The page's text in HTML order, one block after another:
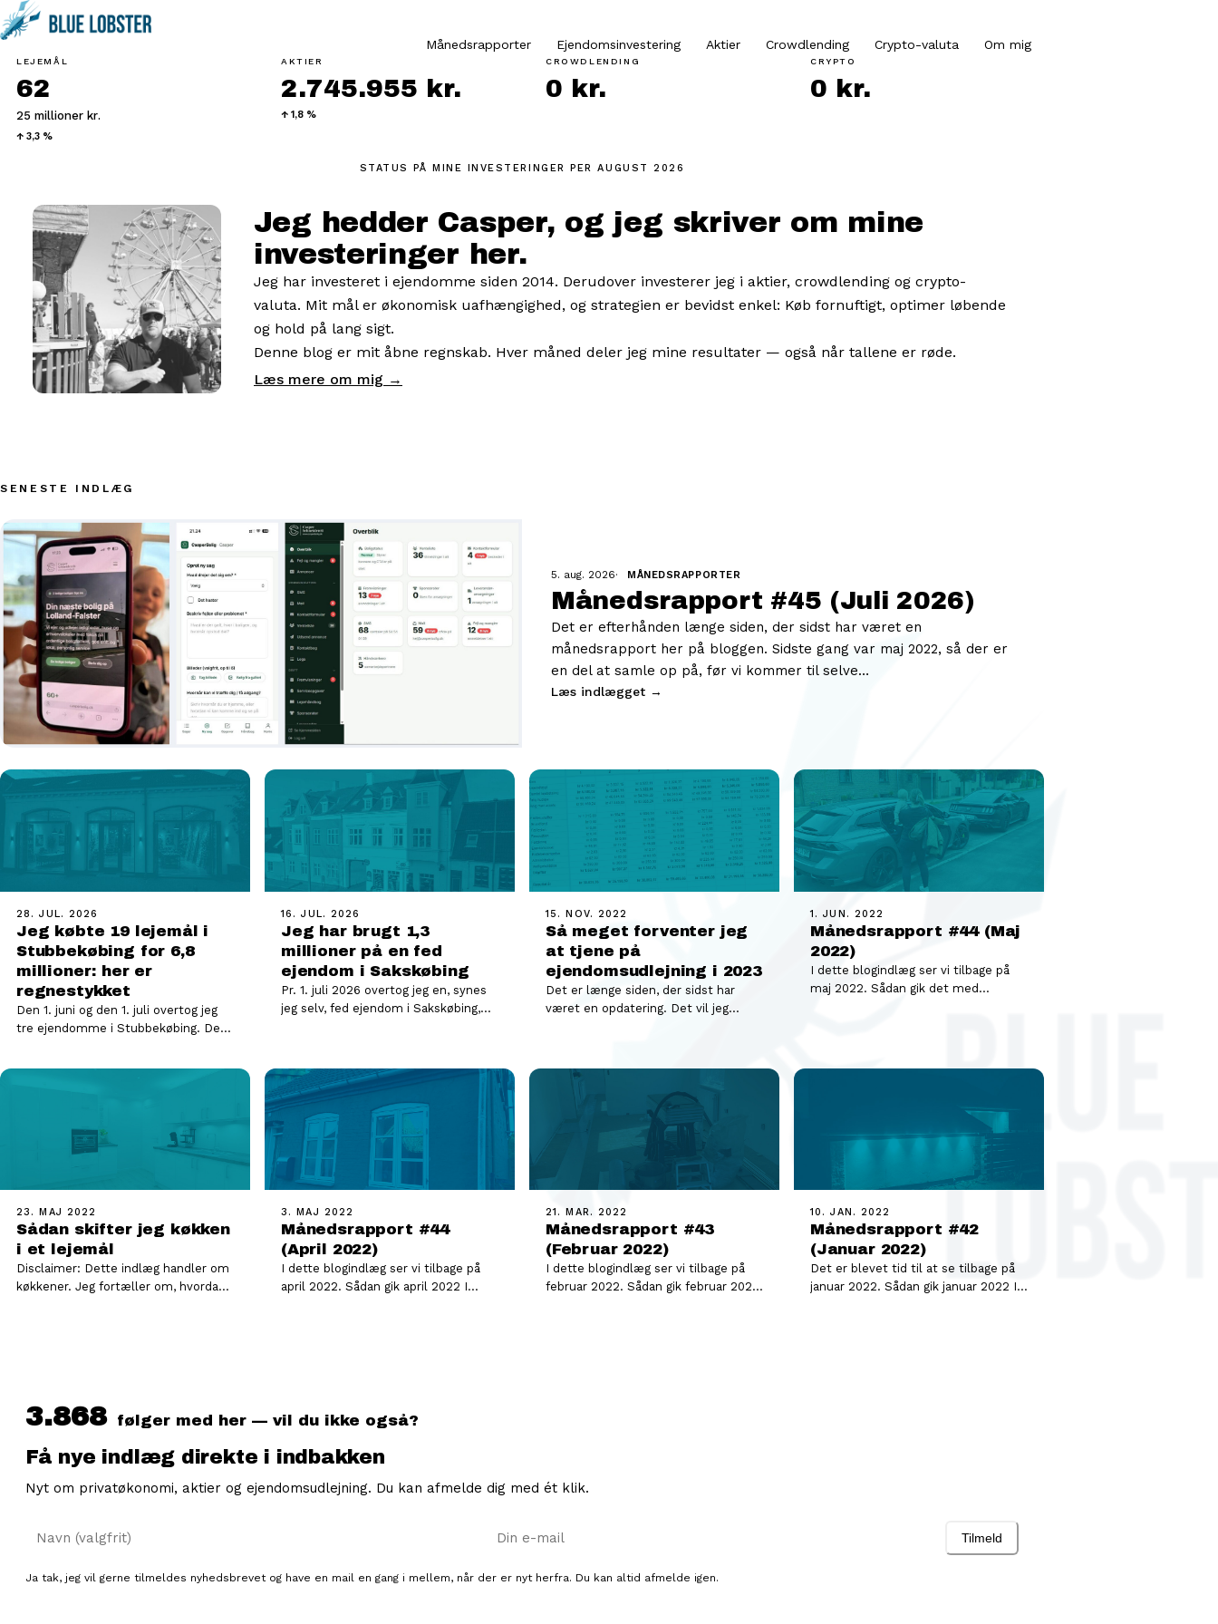
Månedsrapporter Ejendomsinvestering Aktier Crowdlending Crypto-valuta Om mig
LEJEMÅL
62
25 millioner kr.
↑ 3,3 %
AKTIER
2.745.955 kr.
↑ 1,8 %
CROWDLENDING
0 kr.
CRYPTO
0 kr.
STATUS PÅ MINE INVESTERINGERPER AUGUST 2026
Jeg hedder Casper, og jeg skriver om mine
investeringer her.
Jeg har investeret i ejendomme siden 2014. Derudover investerer jeg i aktier, crowdlending og crypto-
valuta. Mit mål er økonomisk uafhængighed, og strategien er bevidst enkel: Køb fornuftigt, optimer løbende
og hold på lang sigt.
Denne blog er mit åbne regnskab. Hver måned deler jeg mine resultater — også når tallene er røde.
Læs mere om mig →
SENESTE INDLÆG
5. aug. 2026· MÅNEDSRAPPORTER
Månedsrapport #45 (Juli 2026)
Det er efterhånden længe siden, der sidst har været en
månedsrapport her på bloggen. Sidste gang var maj 2022, så der er
en del at samle op på, før vi kommer til selve…
Læs indlægget →
28. JUL. 2026
Jeg købte 19 lejemål i
Stubbekøbing for 6,8
millioner: her er
regnestykket
Den 1. juni og den 1. juli overtog jeg
tre ejendomme i Stubbekøbing. Det
16. JUL. 2026
Jeg har brugt 1,3
millioner på en fed
ejendom i Sakskøbing
Pr. 1. juli 2026 overtog jeg en, synes
jeg selv, fed ejendom i Sakskøbing,
15. NOV. 2022
Så meget forventer jeg
at tjene på
ejendomsudlejning i 2023
Det er længe siden, der sidst har
været en opdatering. Det vil jeg
1. JUN. 2022
Månedsrapport #44 (Maj
2022)
I dette blogindlæg ser vi tilbage på
maj 2022. Sådan gik det med
23. MAJ 2022
Sådan skifter jeg køkken
i et lejemål
Disclaimer: Dette indlæg handler om
køkkener. Jeg fortæller om, hvordan
3. MAJ 2022
Månedsrapport #44
(April 2022)
I dette blogindlæg ser vi tilbage på
april 2022. Sådan gik april 2022 I
21. MAR. 2022
Månedsrapport #43
(Februar 2022)
I dette blogindlæg ser vi tilbage på
februar 2022. Sådan gik februar 2022
10. JAN. 2022
Månedsrapport #42
(Januar 2022)
Det er blevet tid til at se tilbage på
januar 2022. Sådan gik januar 2022 I
3.868 følger med her — vil du ikke også?
Få nye indlæg direkte i indbakken
Nyt om privatøkonomi, aktier og ejendomsudlejning. Du kan afmelde dig med ét klik.
Navn E-mail Tilmeld
Ja tak, jeg vil gerne tilmeldes nyhedsbrevet og have en mail en gang i mellem, når der er nyt herfra. Du kan altid afmelde igen.